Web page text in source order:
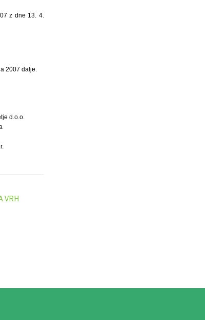
z dne 13. 4.
2007 dalje.
d.o.o.
VRH